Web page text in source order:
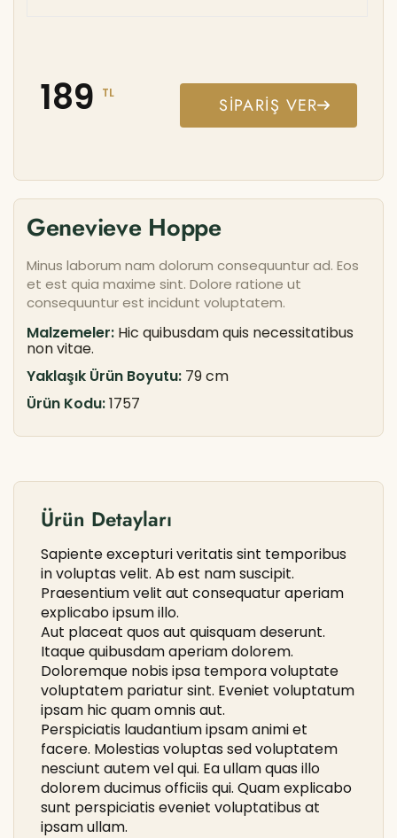
Genevieve Hoppe
Minus laborum nam dolorum consequuntur ad. Eos
et est quia maxime sint. Dolore ratione ut
consequuntur est incidunt voluptatem.
Malzemeler: Hic quibusdam quis necessitatibus
non vitae.
Yaklaşık Ürün Boyutu: 79 cm
Ürün Kodu:1757
189 TL
SIPARIŞ VER
Ürün Detayları
Sapiente excepturi veritatis sint temporibus
in voluptas velit. Ab est nam suscipit.
Praesentium velit aut consequatur aperiam
explicabo ipsum illo.
Aut placeat quos aut quisquam deserunt.
Itaque quibusdam aperiam dolorem.
Doloremque nobis ipsa tempora voluptate
voluptatem pariatur sint. Eveniet voluptatum
ipsam hic quam omnis aut.
Perspiciatis laudantium ipsam animi et
facere. Molestias voluptas sed voluptatem
nesciunt autem vel qui. Ea ullam quas illo
dolorem ducimus officiis qui. Quam explicabo
sunt perspiciatis eveniet voluptatibus at
ipsam ullam.